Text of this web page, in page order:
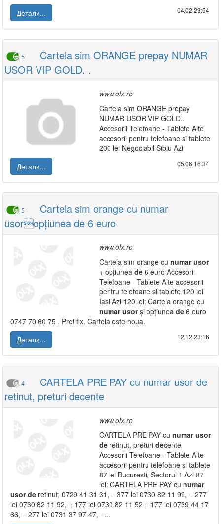
Детали...
04.02|23:54
5
Cartela sim ORANGE prepay NUMAR
USOR VIP GOLD. .
www.olx.ro
Cartela sim ORANGE prepay
NUMAR USOR VIP GOLD..
Accesorii Telefoane - Tablete Alte
accesorii pentru telefoane si tablete
200 lei Negociabil Sibiu Azi
Детали...
05.06|16:34
5
Cartela sim orange cu numar
usoropțiunea de 6 euro
www.olx.ro
Cartela sim orange cu numar usor
+ opțiunea de 6 euro Accesorii
Telefoane - Tablete Alte accesorii
pentru telefoane si tablete 120 lei
Iasi Azi 120 lei: Cartela orange cu
numar usorși opțiunea de 6 euro
0747 70 60 75 . Pret fix. Cartela este noua.
Детали...
12.12|23:16
4
CARTELA PRE PAY cu numar usor de
retinut, preturi decente
www.olx.ro
CARTELA PRE PAY cu numar usor
de retinut, preturi decente
Accesorii Telefoane - Tablete Alte
accesorii pentru telefoane si tablete
87 lei Bucuresti, Sectorul 1 Azi 87
lei: CARTELA PRE PAY cu numar
usor de retinut, 0729 41 31 31, = 377 lei 0730 82 11 99, = 277
lei 0730 82 11 92, = 177 lei 0730 82 11 52 = 177 lei 0739 44 17
66, = 277 lei 0731 37 97 47, =...